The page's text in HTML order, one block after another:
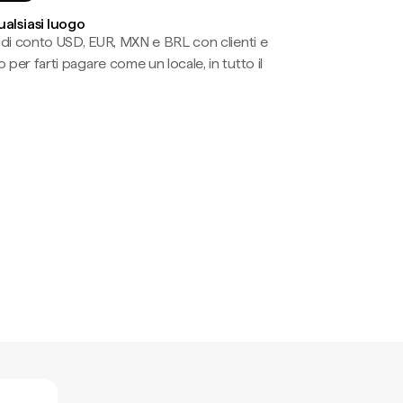
luogo
conto USD, EUR, MXN e BRL con clienti e
farti pagare come un locale, in tutto il